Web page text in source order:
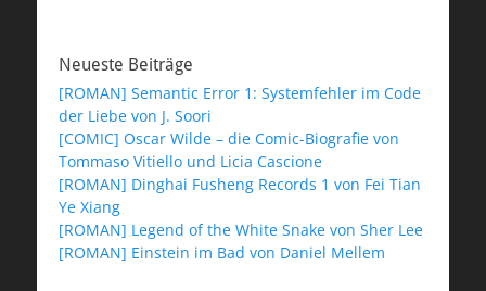
Neueste Beiträge
[ROMAN] Semantic Error 1: Systemfehler im Code
der Liebe von J. Soori
[COMIC] Oscar Wilde – die Comic-Biografie von
Tommaso Vitiello und Licia Cascione
[ROMAN] Dinghai Fusheng Records 1 von Fei Tian
Ye Xiang
[ROMAN] Legend of the White Snake von Sher Lee
[ROMAN] Einstein im Bad von Daniel Mellem